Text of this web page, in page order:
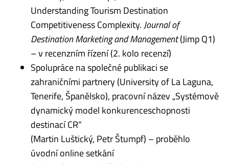
Understanding Tourism Destination
Competitiveness Complexity.Journal of
Destination Marketing and Management(Jimp Q1)
– v recenzním řízení (2. kolo recenzí)
Spolupráce na společné publikaci se
zahraničními partnery (University of La Laguna,
Tenerife, Španělsko), pracovní název „Systémově
dynamický model konkurenceschopnosti
destinací CR“
(Martin Luštický, Petr Štumpf) – proběhlo
úvodní online setkání